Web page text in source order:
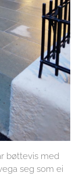
bøttevis med
seg som ei